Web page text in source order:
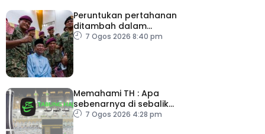
Peruntukan pertahanan
ditambah dalam
Belanjawan 2027
7 Ogos 2026 8:40 pm
Memahami TH : Apa
sebenarnya di sebalik
angka
7 Ogos 2026 4:28 pm